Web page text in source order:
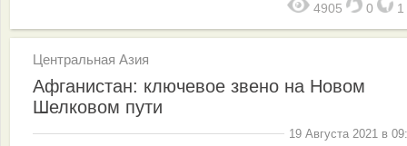
4905 0 1
Центральная Азия
Афганистан: ключевое звено на Новом
Шелковом пути
19 Августа 2021 в